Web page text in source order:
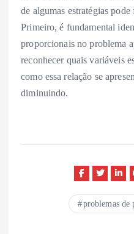
de algumas estratégias
Primeiro, é fundamental
proporcionais no problema
reconhecer quais variáveis
como essa relação se
diminuindo.
problemas de